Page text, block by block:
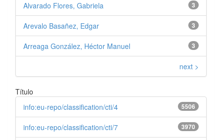
3
Alvarado Flores, Gabriela
3
Arevalo Basañez, Edgar
3
Arreaga González, Héctor Manuel
next >
Título
5506
info:eu-repo/classification/cti/4
3970
info:eu-repo/classification/cti/7